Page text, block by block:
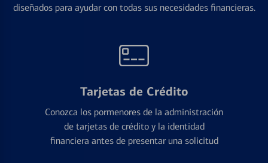
diseñados para ayudar con todas sus necesidades financieras.
Tarjetas de Crédito
Conozca los pormenores de la administración
de tarjetas de crédito y la identidad
financiera antes de presentar una solicitud